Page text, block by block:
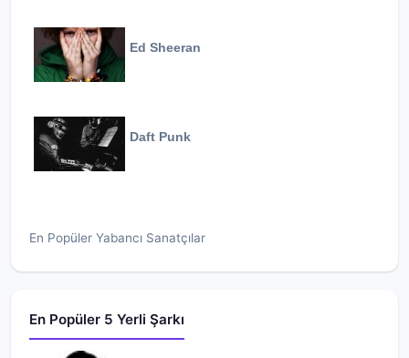
Ed Sheeran
Daft Punk
En Popüler Yabancı Sanatçılar
En Popüler 5 Yerli Şarkı